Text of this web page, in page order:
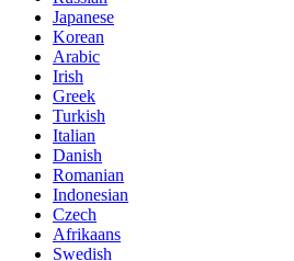
Japanese
Korean
Arabic
Irish
Greek
Turkish
Italian
Danish
Romanian
Indonesian
Czech
Afrikaans
Swedish